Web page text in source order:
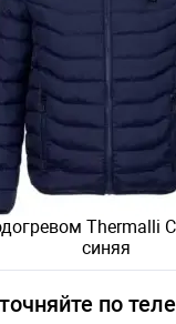
Thermalli
синяя
по